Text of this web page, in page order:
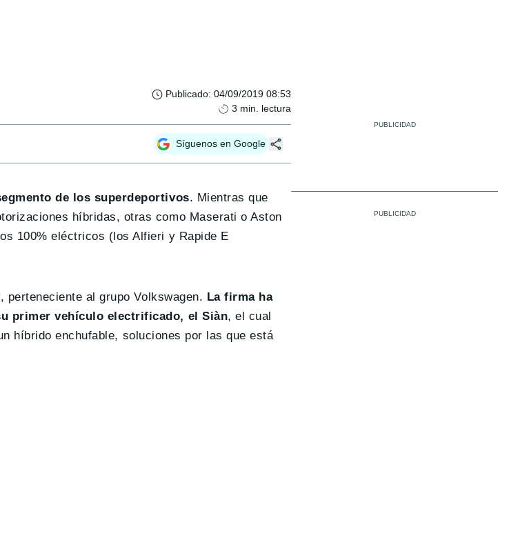
Publicado: 04/09/2019 08:53
3 min. lectura
Síguenos en Google
de los superdeportivos. Mientras que
híbridas, otras como Maserati o Aston
100% eléctricos (los Alfieri y Rapide E
al grupo Volkswagen. La firma ha
primer vehículo electrificado, el Siàn, el cual
híbrido enchufable, soluciones por las que está